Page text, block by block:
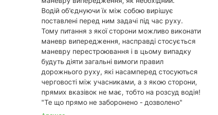
Водій об'єднуючи їх між собою вирішує
поставлені перед ним задачі під час руху.
Тому питання з якої сторони можливо виконати
маневр випередження, насправді стосується
маневру перестроювання і в цьому випадку
будуть діяти загальні вимоги правил
дорожнього руху, які насамперед стосуються
черговості між учасниками, а з якою сторони,
прямих вказівок не має, тобто на розсуд водія!
"Те що прямо не заборонено - дозволено"